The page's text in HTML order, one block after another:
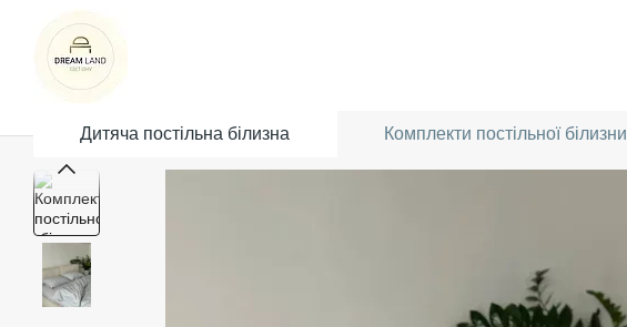
Дитяча постільна білизна Комплекти постільної білизни